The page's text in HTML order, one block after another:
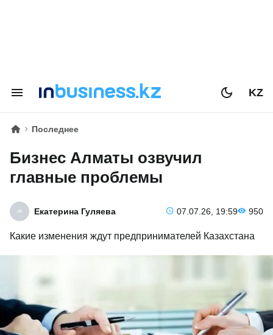
KZ
Последнее
Бизнес Алматы озвучил
главные проблемы
Екатерина Гуляева 07.07.26, 19:59 950
Какие изменения ждут предпринимателей Казахстана